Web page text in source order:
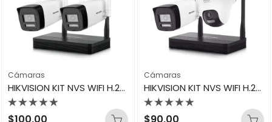
Cámaras
HIKVISION KIT NVS WIFI H.265 TWO BULLET 2MP NKS422W0H
Valorado
$100,00
Cámaras
HIKVISION KIT NVS WIFI H.265 2MP + MINI PTZ NKS422W02H
Valorado
$90,00